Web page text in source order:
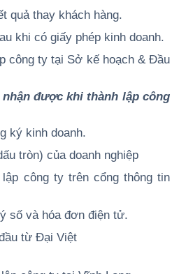
quả thay khách hàng.
khi có giấy phép kinh doanh.
công ty tại Sở kế hoạch & Đầu
được khi thành lập công
ký kinh doanh.
tròn) của doanh nghiệp
công ty trên cổng thông tin
số và hóa đơn điện tử.
từ Đại Việt